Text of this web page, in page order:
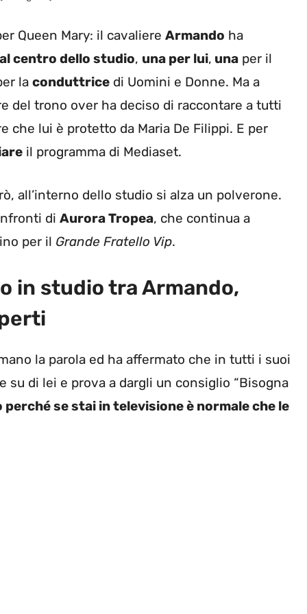
Queen Mary: il cavaliere Armando ha
centro dello studio, una per lui, una per il
la conduttrice di Uomini e Donne. Ma a
del trono over ha deciso di raccontare a tutti
lui è protetto da Maria De Filippi. E per
il programma di Mediaset.
all’interno dello studio si alza un polverone.
di Aurora Tropea, che continua a
per il Grande Fratello Vip.
in studio tra Armando,
la parola ed ha affermato che in tutti i suoi
di lei e prova a dargli un consiglio “Bisogna
se stai in televisione è normale che le